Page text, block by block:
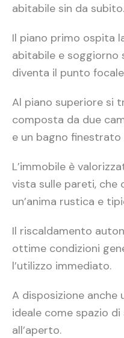
abitabile sin da subito.
Il piano primo ospita
abitabile e soggiorno
diventa il punto
Al piano superiore si
composta da due
e un bagno finestrato
L’immobile è
vista sulle pareti, che
un’anima rustica e
Il riscaldamento
ottime condizioni
l’utilizzo immediato.
A disposizione anche
ideale come spazio
all’aperto.